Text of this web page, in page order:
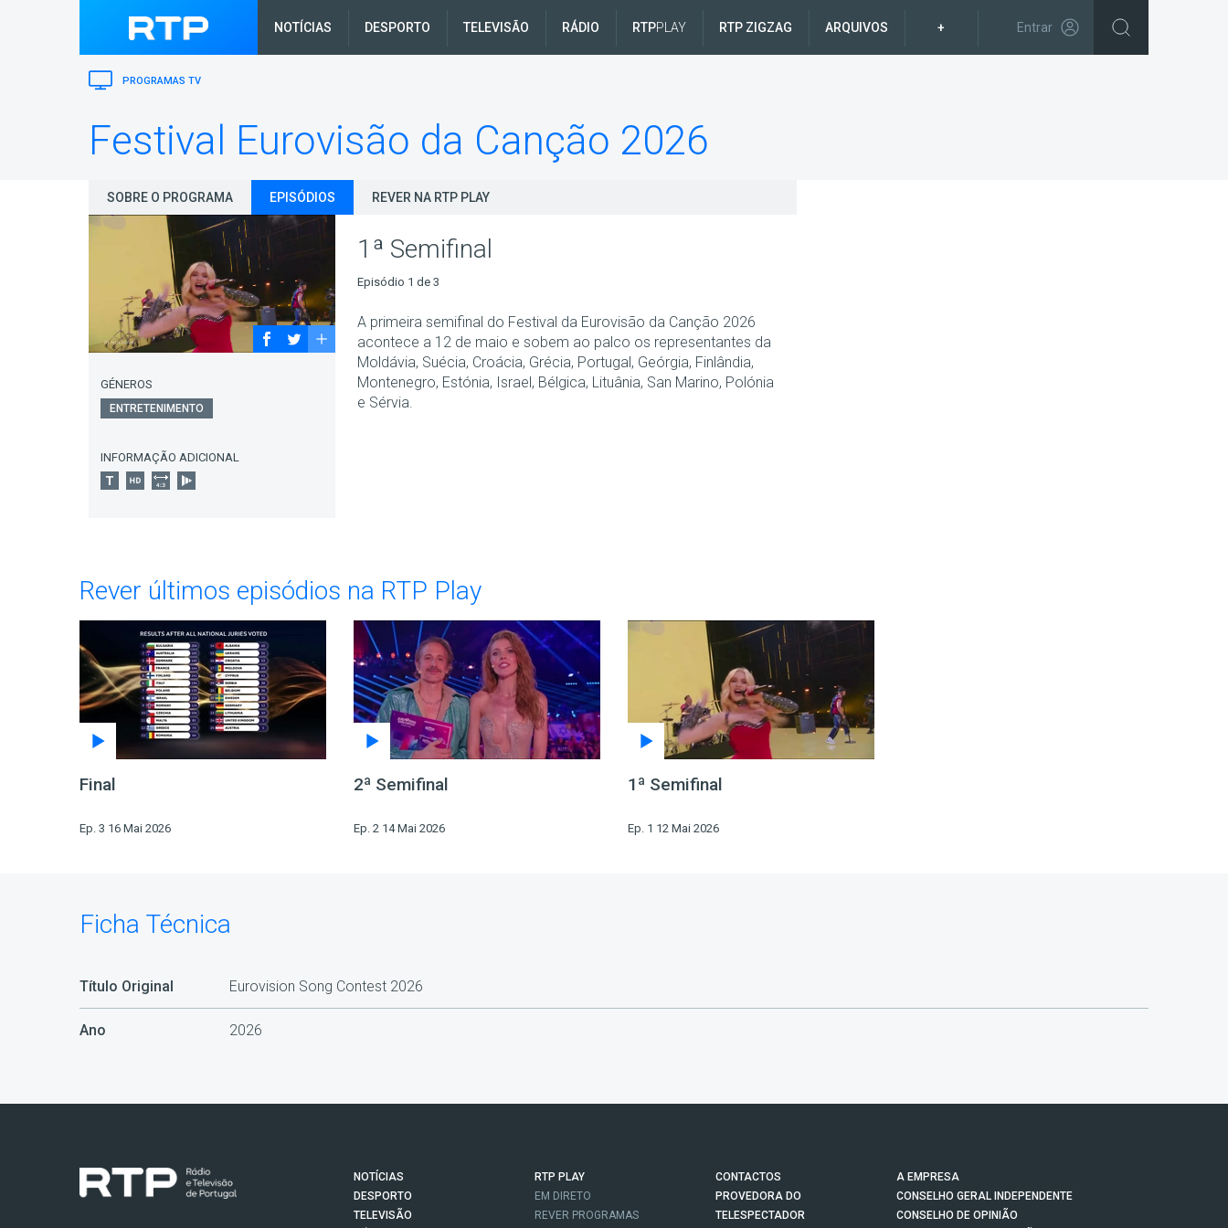
NOTÍCIAS DESPORTO TELEVISÃO RÁDIO RTPPLAY RTP ZIGZAG ARQUIVOS + Entrar
PROGRAMAS TV
Festival Eurovisão da Canção 2026
SOBRE O PROGRAMA EPISÓDIOS REVER NA RTP PLAY
GÉNEROS
ENTRETENIMENTO
INFORMAÇÃO ADICIONAL
1ª Semifinal
Episódio 1 de 3
A primeira semifinal do Festival da Eurovisão da Canção 2026
acontece a 12 de maio e sobem ao palco os representantes da
Moldávia, Suécia, Croácia, Grécia, Portugal, Geórgia, Finlândia,
Montenegro, Estónia, Israel, Bélgica, Lituânia, San Marino, Polónia
e Sérvia.
Rever últimos episódios na RTP Play
Final
Ep. 3 16 Mai 2026
2ª Semifinal
Ep. 2 14 Mai 2026
1ª Semifinal
Ep. 1 12 Mai 2026
Ficha Técnica
Título Original Eurovision Song Contest 2026
Ano 2026
NOTÍCIAS
DESPORTO
TELEVISÃO
RTP PLAY
EM DIRETO
REVER PROGRAMAS
CONTACTOS
PROVEDORA DO
TELESPECTADOR
A EMPRESA
CONSELHO GERAL INDEPENDENTE
CONSELHO DE OPINIÃO